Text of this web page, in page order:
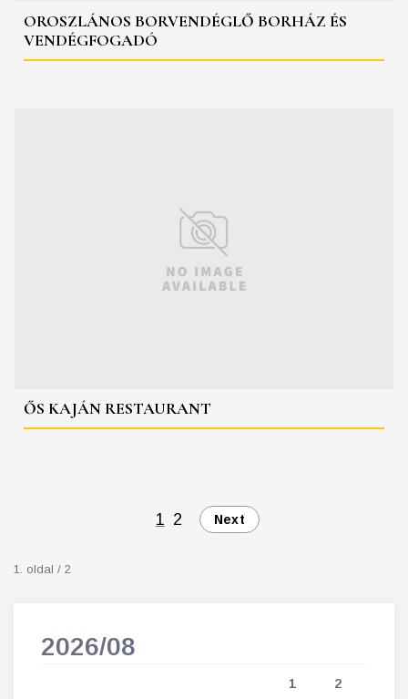
OROSZLÁNOS BORVENDÉGLŐ BORHÁZ ÉS
VENDÉGFOGADÓ
ŐS KAJÁN RESTAURANT
1 2 Next
1. oldal / 2
2026/08
1 2